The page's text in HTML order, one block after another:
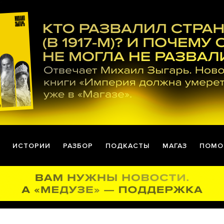
ИСТОРИИ РАЗБОР ПОДКАСТЫ МАГАЗ